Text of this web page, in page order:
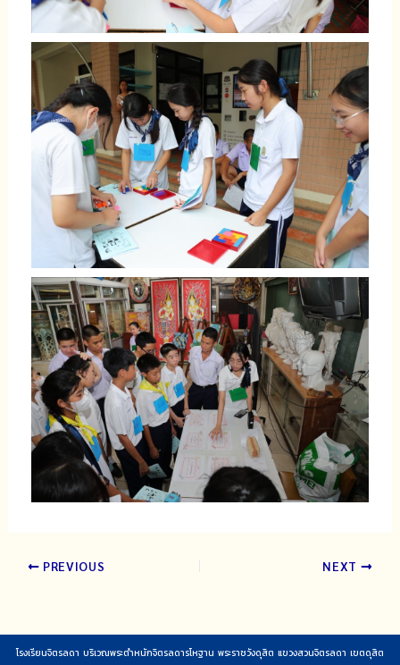
PREVIOUS NEXT
โรงเรียนจิตรลดา บริเวณพระตำหนักจิตรลดารโหฐาน พระราชวังดุสิต แขวงสวนจิตรลดา เขตดุสิต